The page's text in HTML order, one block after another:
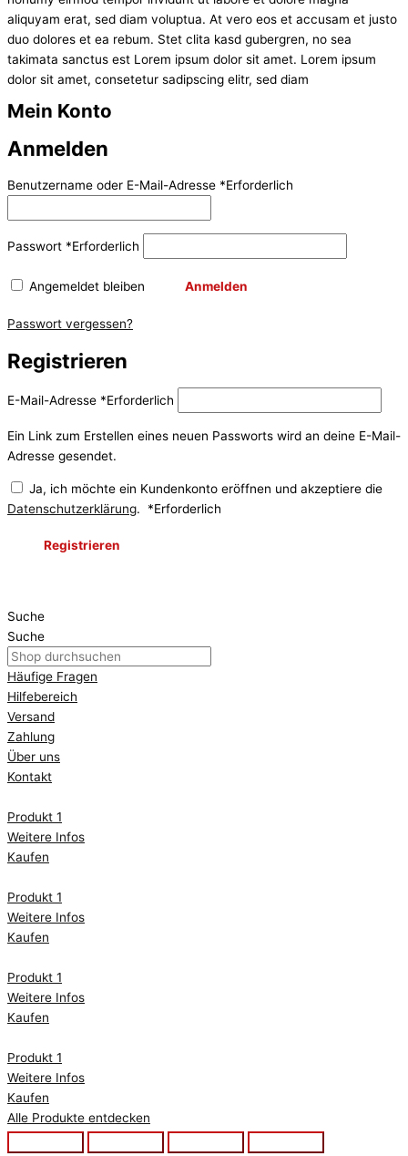
aliquyam erat, sed diam voluptua. At vero eos et accusam et justo
duo dolores et ea rebum. Stet clita kasd gubergren, no sea
takimata sanctus est Lorem ipsum dolor sit amet. Lorem ipsum
dolor sit amet, consetetur sadipscing elitr, sed diam
Mein Konto
Anmelden
Benutzername oder E-Mail-Adresse *Erforderlich
Passwort *Erforderlich
Angemeldet bleiben Anmelden
Passwort vergessen?
Registrieren
E-Mail-Adresse *Erforderlich
Ein Link zum Erstellen eines neuen Passworts wird an deine E-Mail-
Adresse gesendet.
Ja, ich möchte ein Kundenkonto eröffnen und akzeptiere die
Datenschutzerklärung. *Erforderlich
Registrieren
Suche
Suche
Häufige Fragen
Hilfebereich
Versand
Zahlung
Über uns
Kontakt
Produkt 1
Weitere Infos
Kaufen
Produkt 1
Weitere Infos
Kaufen
Produkt 1
Weitere Infos
Kaufen
Produkt 1
Weitere Infos
Kaufen
Alle Produkte entdecken